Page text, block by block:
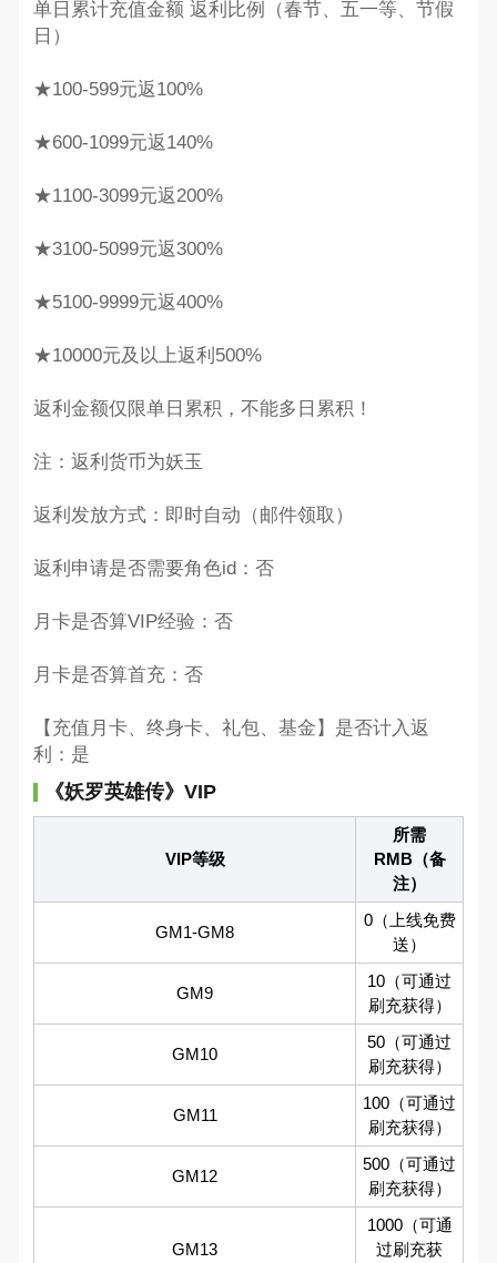
单日累计充值金额 返利比例（春节、五一等、节假
日）
★100-599元返100%
★600-1099元返140%
★1100-3099元返200%
★3100-5099元返300%
★5100-9999元返400%
★10000元及以上返利500%
返利金额仅限单日累积，不能多日累积！
注：返利货币为妖玉
返利发放方式：即时自动（邮件领取）
返利申请是否需要角色id：否
月卡是否算VIP经验：否
月卡是否算首充：否
【充值月卡、终身卡、礼包、基金】是否计入返
利：是
《妖罗英雄传》VIP
VIP等级
所需
RMB（备
注）
GM1-GM8
0（上线免费
送）
GM9
10（可通过
刷充获得）
GM10
50（可通过
刷充获得）
GM11
100（可通过
刷充获得）
GM12
500（可通过
刷充获得）
GM13
1000（可通
过刷充获